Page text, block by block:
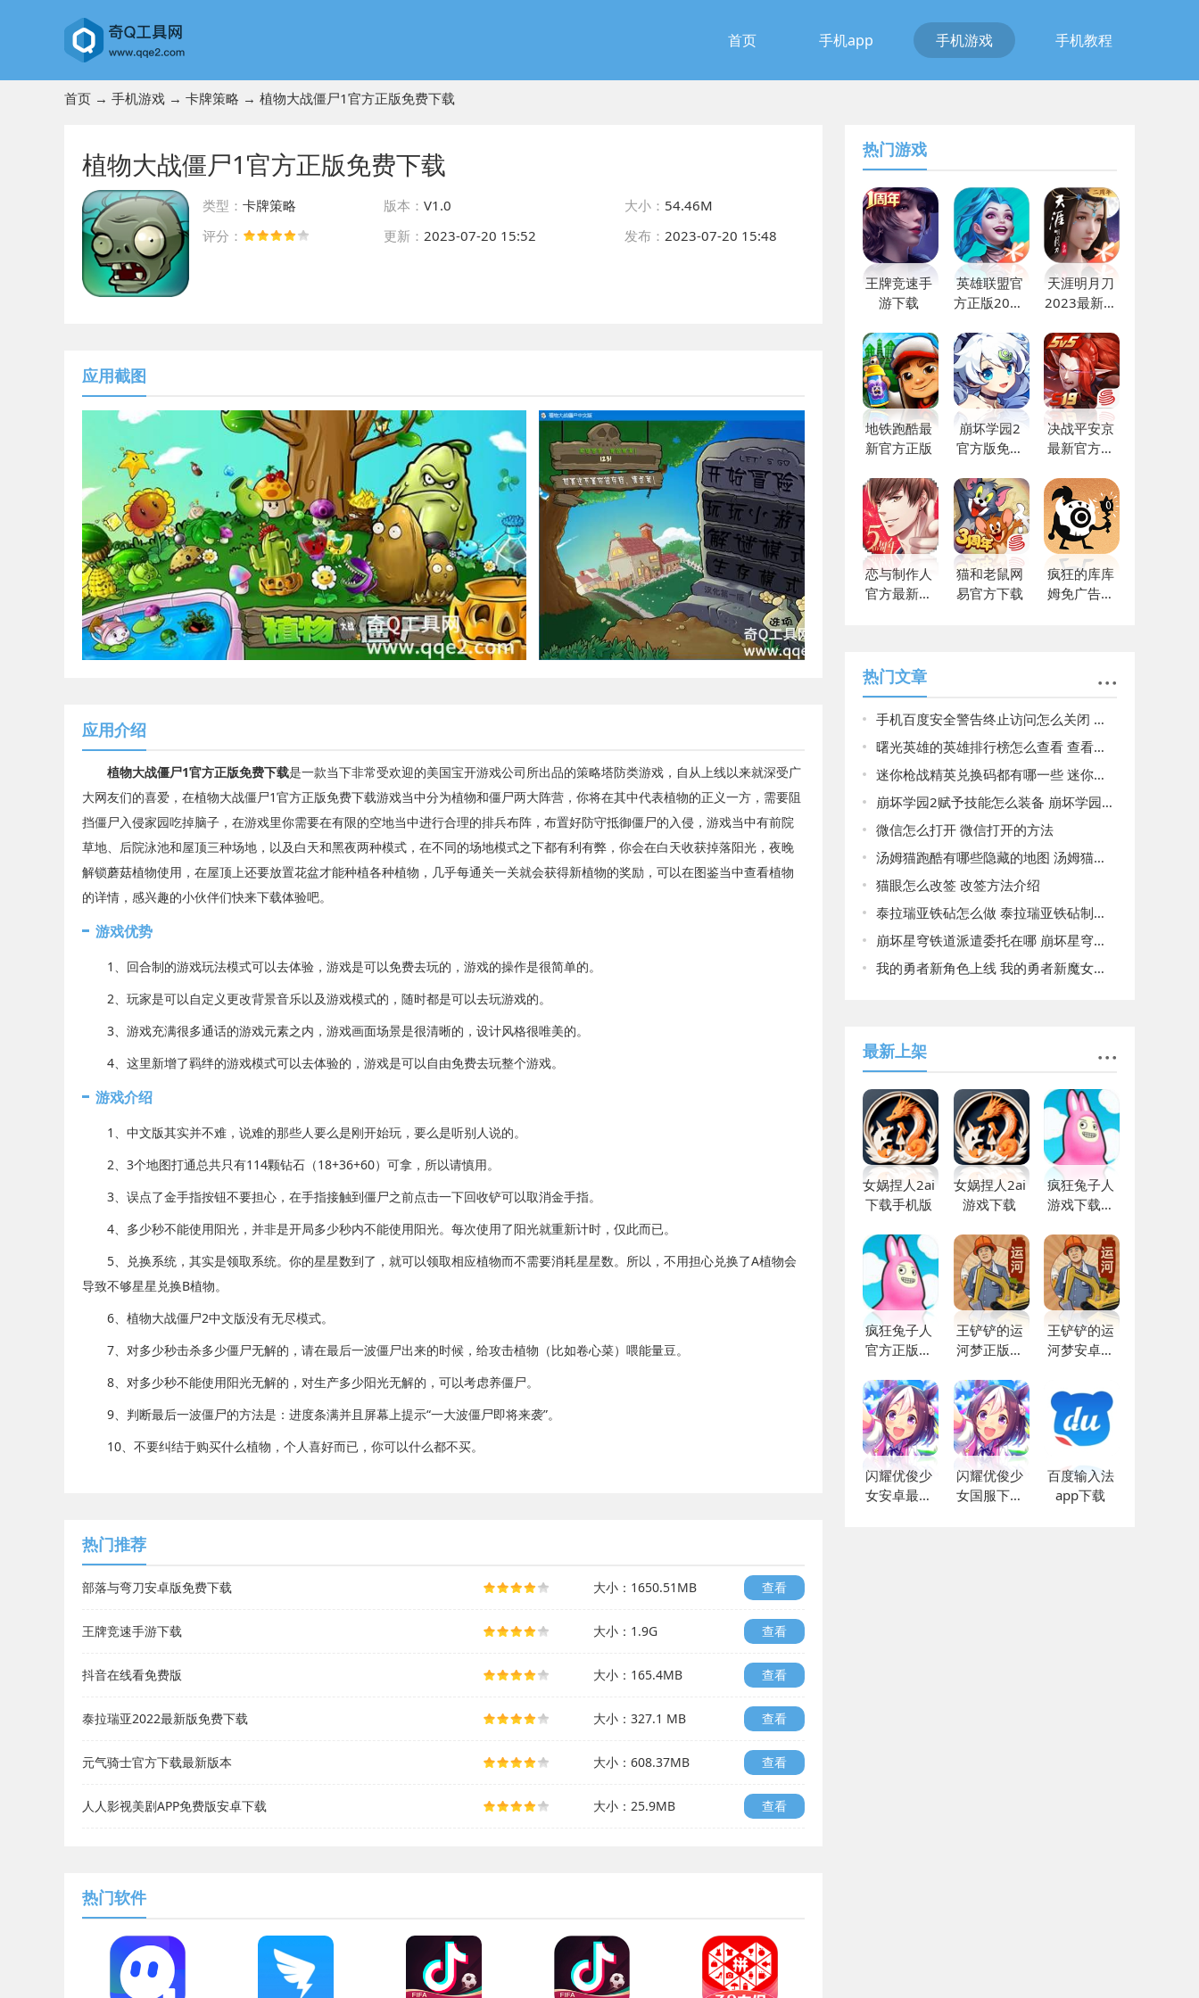
首页 手机app 手机游戏 手机教程
首页 → 手机游戏 → 卡牌策略 → 植物大战僵尸1官方正版免费下载
植物大战僵尸1官方正版免费下载
类型： 卡牌策略 版本： V1.0 大小： 54.46M
评分：
更新： 2023-07-20 15:52 发布： 2023-07-20 15:48
应用截图
应用介绍
植物大战僵尸1官方正版免费下载是一款当下非常受欢迎的美国宝开游戏公司所出品的策略塔防类游戏，自从上线以来就深受广
大网友们的喜爱，在植物大战僵尸1官方正版免费下载游戏当中分为植物和僵尸两大阵营，你将在其中代表植物的正义一方，需要阻
挡僵尸入侵家园吃掉脑子，在游戏里你需要在有限的空地当中进行合理的排兵布阵，布置好防守抵御僵尸的入侵，游戏当中有前院
草地、后院泳池和屋顶三种场地，以及白天和黑夜两种模式，在不同的场地模式之下都有利有弊，你会在白天收获掉落阳光，夜晚
解锁蘑菇植物使用，在屋顶上还要放置花盆才能种植各种植物，几乎每通关一关就会获得新植物的奖励，可以在图鉴当中查看植物
的详情，感兴趣的小伙伴们快来下载体验吧。
游戏优势
1、回合制的游戏玩法模式可以去体验，游戏是可以免费去玩的，游戏的操作是很简单的。
2、玩家是可以自定义更改背景音乐以及游戏模式的，随时都是可以去玩游戏的。
3、游戏充满很多通话的游戏元素之内，游戏画面场景是很清晰的，设计风格很唯美的。
4、这里新增了羁绊的游戏模式可以去体验的，游戏是可以自由免费去玩整个游戏。
游戏介绍
1、中文版其实并不难，说难的那些人要么是刚开始玩，要么是听别人说的。
2、3个地图打通总共只有114颗钻石（18+36+60）可拿，所以请慎用。
3、误点了金手指按钮不要担心，在手指接触到僵尸之前点击一下回收铲可以取消金手指。
4、多少秒不能使用阳光，并非是开局多少秒内不能使用阳光。每次使用了阳光就重新计时，仅此而已。
5、兑换系统，其实是领取系统。你的星星数到了，就可以领取相应植物而不需要消耗星星数。所以，不用担心兑换了A植物会
导致不够星星兑换B植物。
6、植物大战僵尸2中文版没有无尽模式。
7、对多少秒击杀多少僵尸无解的，请在最后一波僵尸出来的时候，给攻击植物（比如卷心菜）喂能量豆。
8、对多少秒不能使用阳光无解的，对生产多少阳光无解的，可以考虑养僵尸。
9、判断最后一波僵尸的方法是：进度条满并且屏幕上提示“一大波僵尸即将来袭”。
10、不要纠结于购买什么植物，个人喜好而已，你可以什么都不买。
热门推荐
部落与弯刀安卓版免费下载 大小：1650.51MB 查看
王牌竞速手游下载 大小：1.9G 查看
抖音在线看免费版 大小：165.4MB 查看
泰拉瑞亚2022最新版免费下载 大小：327.1 MB 查看
元气骑士官方下载最新版本 大小：608.37MB 查看
人人影视美剧APP免费版安卓下载 大小：25.9MB 查看
热门软件
热门游戏
王牌竞速手
游下载
英雄联盟官
方正版2023
天涯明月刀
2023最新版
地铁跑酷最
新官方正版
崩坏学园2
官方版免费
决战平安京
最新官方正
恋与制作人
官方最新版
猫和老鼠网
易官方下载
疯狂的库库
姆免广告版
热门文章
手机百度安全警告终止访问怎么关闭 关闭手机百度安全警告终止访问的方法
曙光英雄的英雄排行榜怎么查看 查看英雄排行榜操作方法
迷你枪战精英兑换码都有哪一些 迷你枪战精英兑换码2023大全
崩坏学园2赋予技能怎么装备 崩坏学园2赋予技能装备的方法
微信怎么打开 微信打开的方法
汤姆猫跑酷有哪些隐藏的地图 汤姆猫跑酷所有隐藏的地图一览
猫眼怎么改签 改签方法介绍
泰拉瑞亚铁砧怎么做 泰拉瑞亚铁砧制作方法
崩坏星穹铁道派遣委托在哪 崩坏星穹铁道派遣委托所在位置
我的勇者新角色上线 我的勇者新魔女娜贝离诗详细信息
最新上架
女娲捏人2ai
下载手机版
女娲捏人2ai
游戏下载
疯狂兔子人
游戏下载免
疯狂兔子人
官方正版下
王铲铲的运
河梦正版官
王铲铲的运
河梦安卓版
闪耀优俊少
女安卓最新
闪耀优俊少
女国服下载
百度输入法
app下载